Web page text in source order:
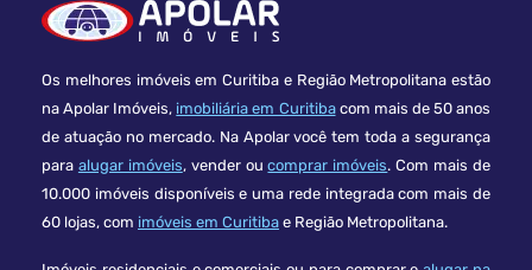
Os melhores imóveis em Curitiba e Região Metropolitana estão
na Apolar Imóveis, imobiliária em Curitibacom mais de 50 anos
de atuação no mercado. Na Apolar você tem toda a segurança
para alugar imóveis, vender oucomprar imóveis. Com mais de
10.000 imóveis disponíveis e uma rede integrada com mais de
60 lojas, com imóveis em Curitiba e Região Metropolitana.